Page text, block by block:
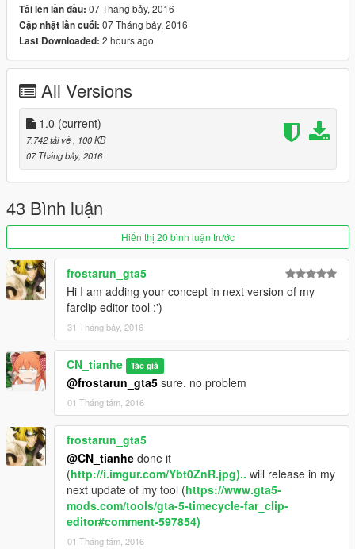
README file
Tải lên lần đầu: 07 Tháng bảy, 2016
Cập nhật lần cuối: 07 Tháng bảy, 2016
Last Downloaded: 2 hours ago
All Versions
1.0 (current)
7.742 tải về
, 100 KB
07 Tháng bảy, 2016
43 Bình luận
Hiển thị 20 bình luận trước
frostarun_gta5
Hi I am adding your concept in next version of my
farclip editor tool :')
31 Tháng bảy, 2016
CN_tianhe Tác giả
@frostarun_gta5 sure. no problem
01 Tháng tám, 2016
frostarun_gta5
@CN_tianhe done it
(http://i.imgur.com/Ybt0ZnR.jpg).. will release in my
next update of my tool (https://www.gta5-
mods.com/tools/gta-5-timecycle-far_clip-
editor#comment-597854)
01 Tháng tám, 2016